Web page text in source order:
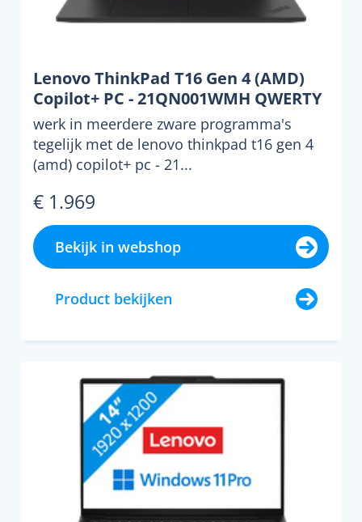
Lenovo ThinkPad T16 Gen 4 (AMD)
Copilot+ PC - 21QN001WMH QWERTY
werk in meerdere zware programma's
tegelijk met de lenovo thinkpad t16 gen 4
(amd) copilot+ pc - 21...
€ 1.969
Bekijk in webshop
Product bekijken